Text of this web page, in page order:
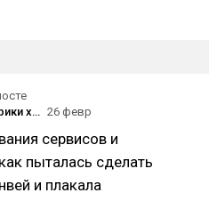
Кейс Макар x Речи: метрики x2, лукбук и тизер за 5 дней в 6 раз дешевле съёмки 26 февр
сервисов и
пыталась сделать
и плакала